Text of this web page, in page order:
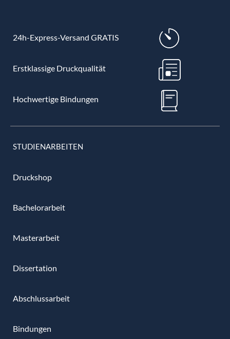
24h-Express-Versand GRATIS
Erstklassige Druckqualität
Hochwertige Bindungen
STUDIENARBEITEN
Druckshop
Bachelorarbeit
Masterarbeit
Dissertation
Abschlussarbeit
Bindungen